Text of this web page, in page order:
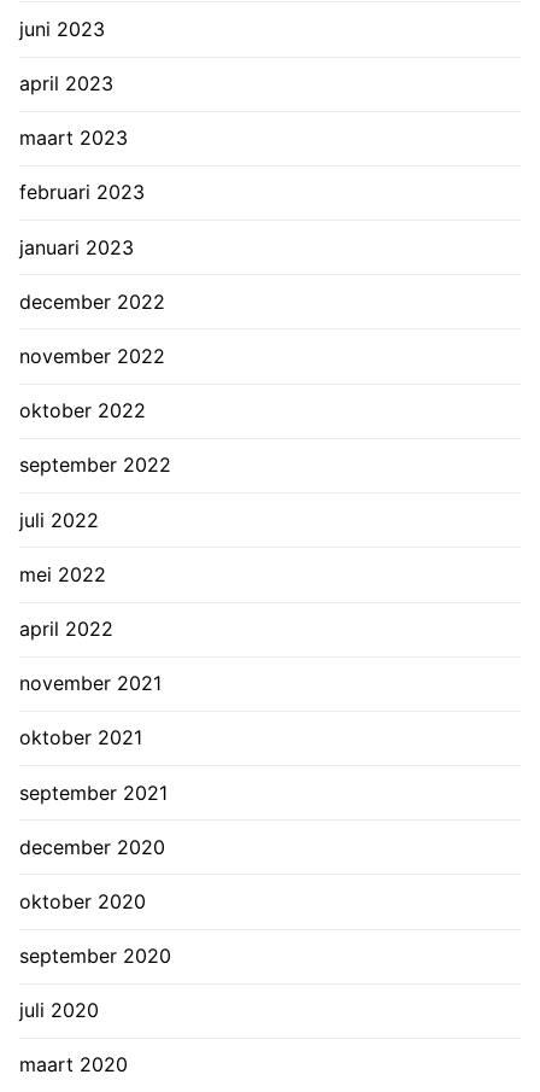
juni 2023
april 2023
maart 2023
februari 2023
januari 2023
december 2022
november 2022
oktober 2022
september 2022
juli 2022
mei 2022
april 2022
november 2021
oktober 2021
september 2021
december 2020
oktober 2020
september 2020
juli 2020
maart 2020